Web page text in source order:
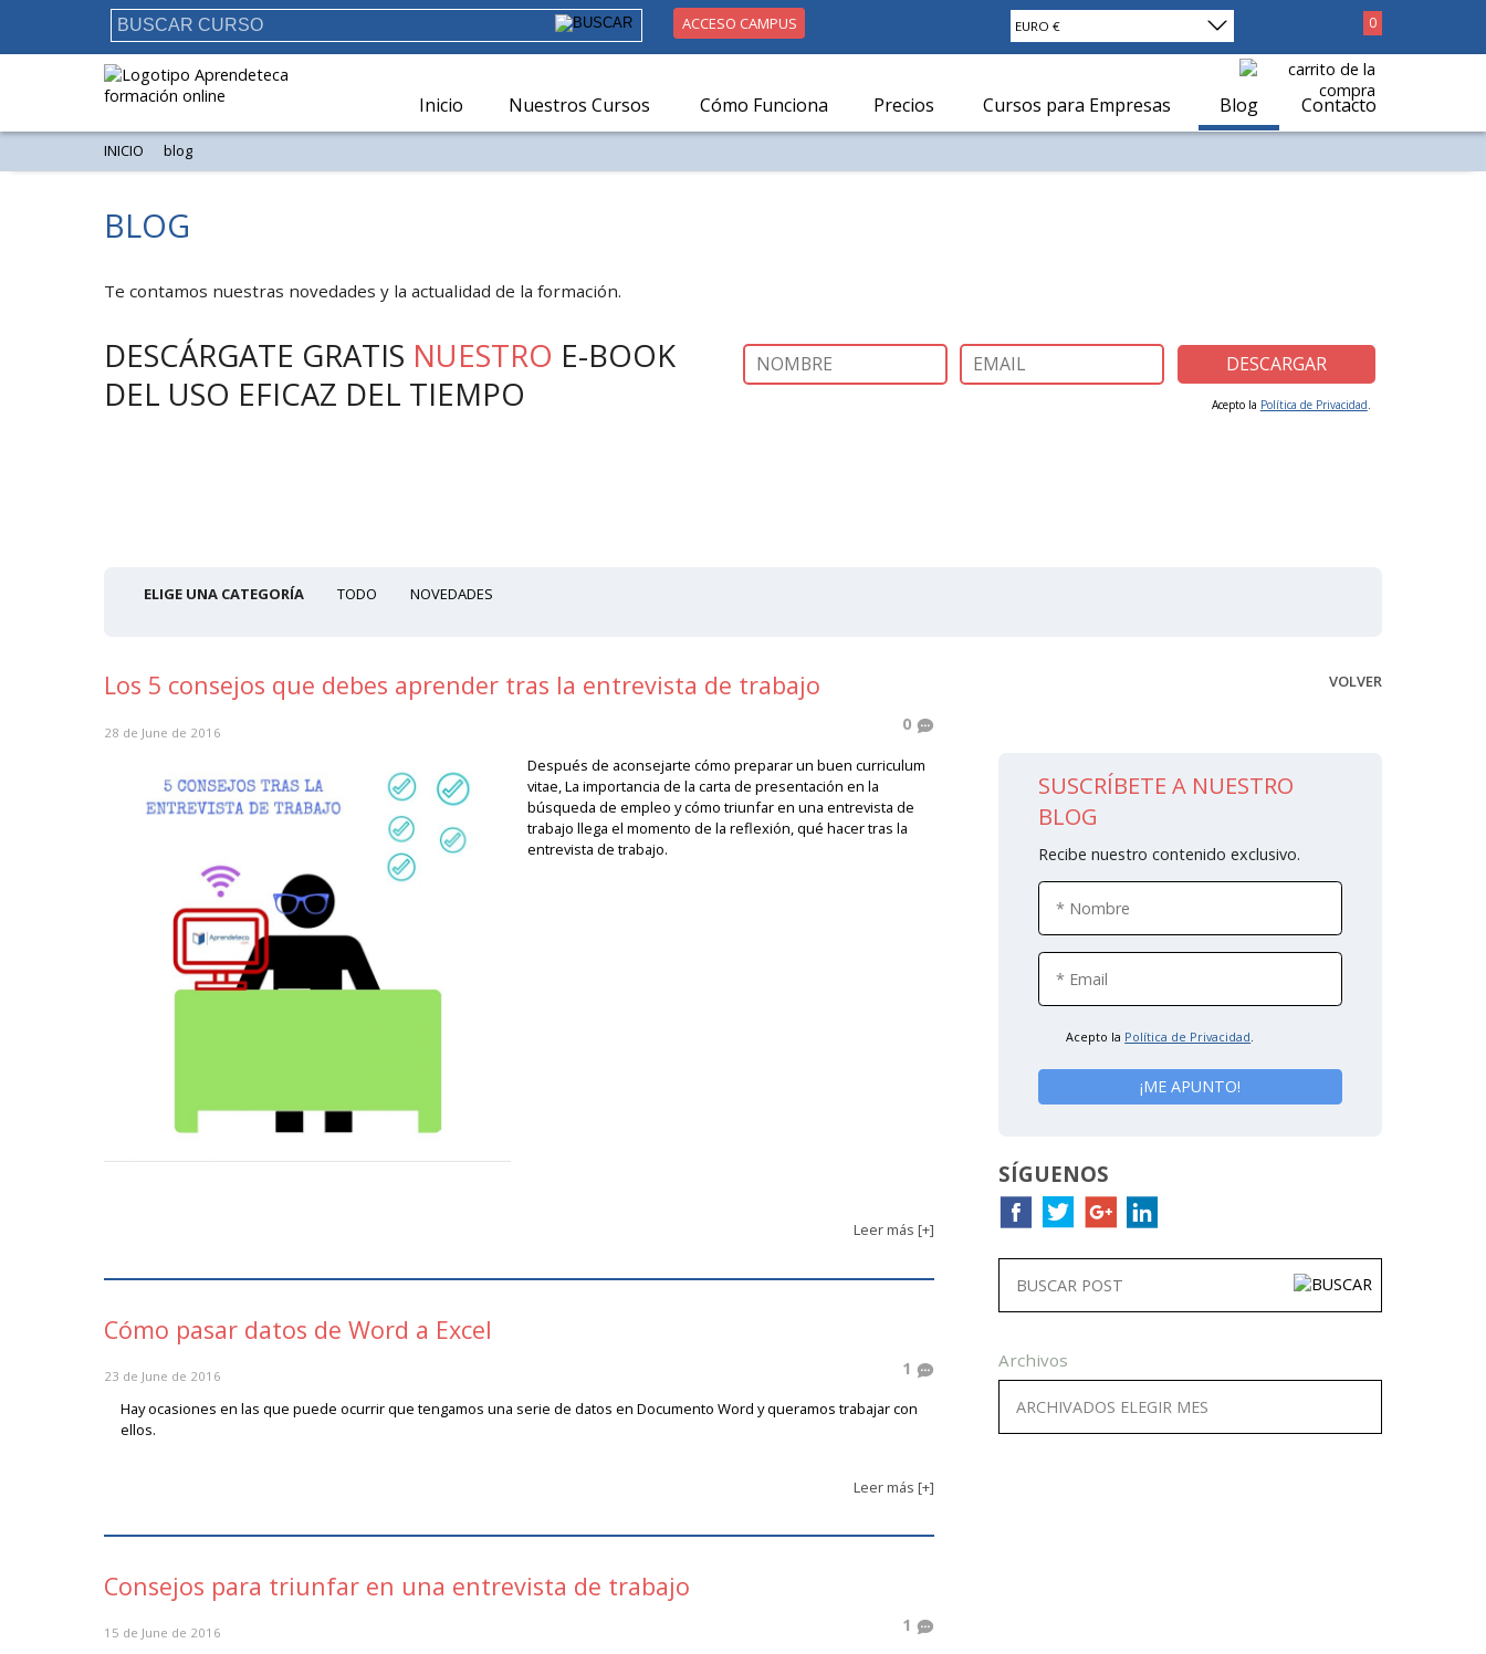
EURO € 0
ACCESO CAMPUS
Inicio Nuestros Cursos Cómo Funciona Precios Cursos para Empresas Blog Contacto
INICIO blog
BLOG
Te contamos nuestras novedades y la actualidad de la formación.
DESCÁRGATE GRATIS NUESTRO E-BOOK
DEL USO EFICAZ DEL TIEMPO
Acepto la Política de Privacidad.
ELIGE UNA CATEGORÍA TODO NOVEDADES
Los 5 consejos que debes aprender tras la entrevista de trabajo
28 de June de 2016 0
Después de aconsejarte cómo preparar un buen curriculum
vitae, La importancia de la carta de presentación en la
búsqueda de empleo y cómo triunfar en una entrevista de
trabajo llega el momento de la reflexión, qué hacer tras la
entrevista de trabajo.
Leer más [+]
Cómo pasar datos de Word a Excel
23 de June de 2016 1
Hay ocasiones en las que puede ocurrir que tengamos una serie de datos en Documento Word y queramos trabajar con
ellos.
Leer más [+]
Consejos para triunfar en una entrevista de trabajo
15 de June de 2016 1
VOLVER
SUSCRÍBETE A NUESTRO
BLOG
Recibe nuestro contenido exclusivo.
Acepto la Política de Privacidad
SÍGUENOS
Archivos